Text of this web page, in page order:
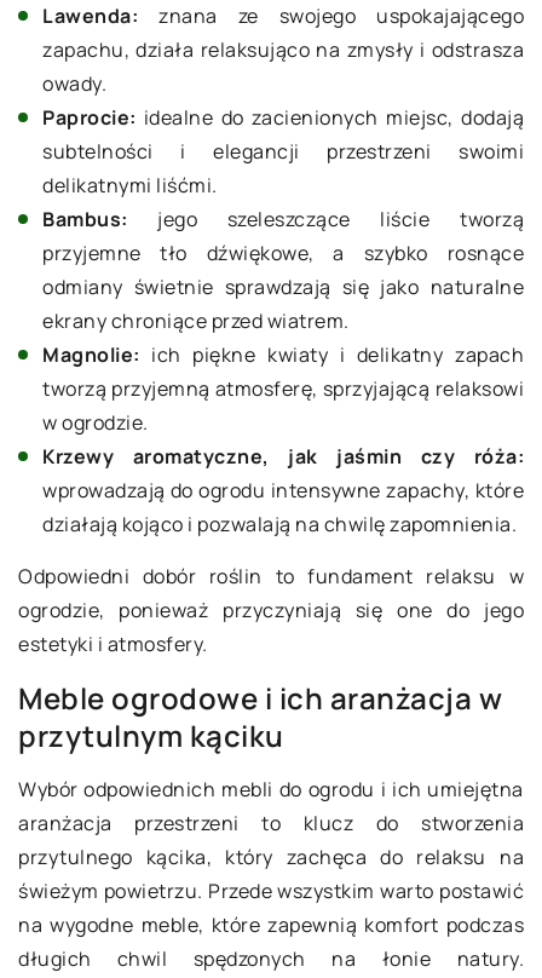
Lawenda: znana ze swojego uspokajającego
zapachu, działa relaksująco na zmysły i odstrasza
owady.
Paprocie: idealne do zacienionych miejsc, dodają
subtelności i elegancji przestrzeni swoimi
delikatnymi liśćmi.
Bambus: jego szeleszczące liście tworzą
przyjemne tło dźwiękowe, a szybko rosnące
odmiany świetnie sprawdzają się jako naturalne
ekrany chroniące przed wiatrem.
Magnolie: ich piękne kwiaty i delikatny zapach
tworzą przyjemną atmosferę, sprzyjającą relaksowi
w ogrodzie.
Krzewy aromatyczne, jak jaśmin czy róża:
wprowadzają do ogrodu intensywne zapachy, które
działają kojąco i pozwalają na chwilę zapomnienia.
Odpowiedni dobór roślin to fundament relaksu w
ogrodzie, ponieważ przyczyniają się one do jego
estetyki i atmosfery.
Meble ogrodowe i ich aranżacja w
przytulnym kąciku
Wybór odpowiednich mebli do ogrodu i ich umiejętna
aranżacja przestrzeni to klucz do stworzenia
przytulnego kącika, który zachęca do relaksu na
świeżym powietrzu. Przede wszystkim warto postawić
na wygodne meble, które zapewnią komfort podczas
długich chwil spędzonych na łonie natury.